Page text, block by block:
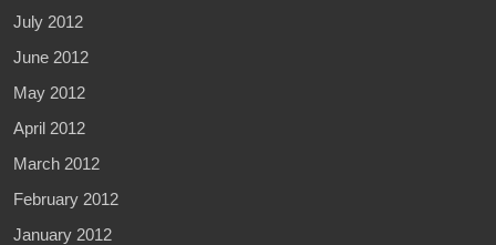
July 2012
June 2012
May 2012
April 2012
March 2012
February 2012
January 2012